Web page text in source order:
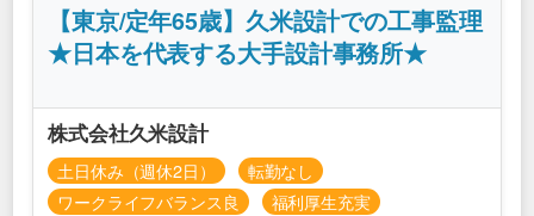
【東京/定年65歳】久米設計での工事監理
★日本を代表する大手設計事務所★
株式会社久米設計
土日休み（週休2日）
転勤なし
ワークライフバランス良
福利厚生充実